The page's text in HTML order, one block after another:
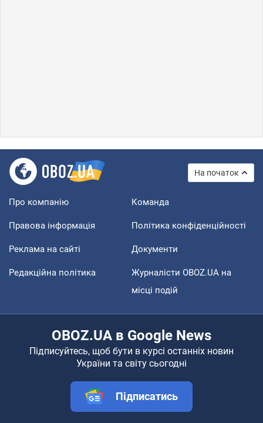
На початок
Про компанію Команда
Правова інформація Політика конфіденційності
Реклама на сайті Документи
Редакційна політика
Журналісти OBOZ.UA на
місці подій
OBOZ.UA в Google News
Підписуйтесь, щоб бути в курсі останніх новин
України та світу сьогодні
Підписатись